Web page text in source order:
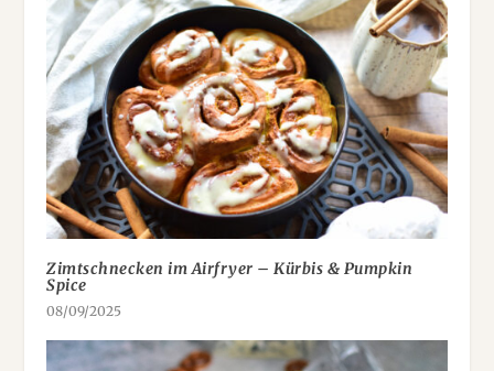
Zimtschnecken im Airfryer – Kürbis & Pumpkin
Spice
08/09/2025